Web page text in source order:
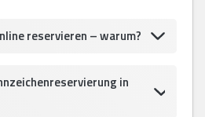
reservieren – warum?
in